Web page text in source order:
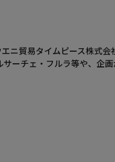
ニ貿易タイムピース株式会
ーチェ・フルラ等や、企